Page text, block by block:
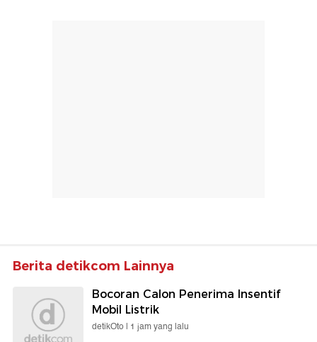
Berita detikcom Lainnya
Bocoran Calon Penerima Insentif
Mobil Listrik
detikOto | 1 jam yang lalu